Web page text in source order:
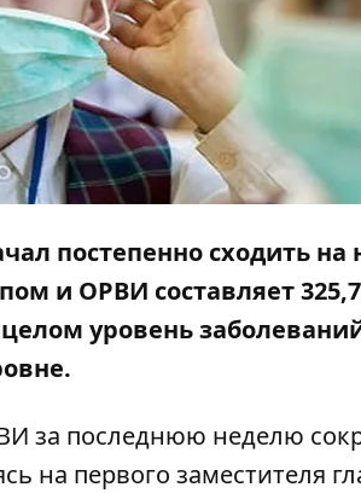
постепенно сходить на
и ОРВИ составляет
уровень
за последнюю неделю
на первого заместителя